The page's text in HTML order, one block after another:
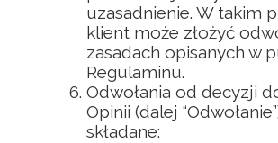
uzasadnienie. W takim
klient może złożyć
zasadach opisanych w
Regulaminu.
Odwołania od decyzji
Opinii (dalej
składane: